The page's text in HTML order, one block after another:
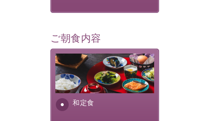
ご朝食内容
和定食
さっぱりとした和食膳に使わ
れる食材は、諏訪の名産品を
ふんだんに取り入れ、安心・
安全を心掛けた長野県産...